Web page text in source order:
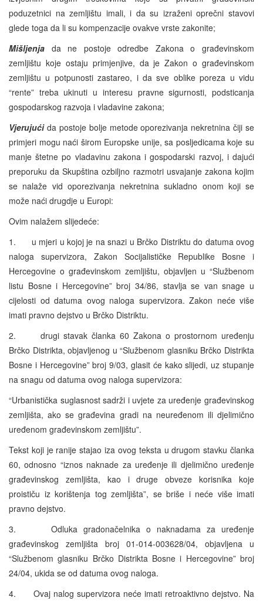
poduzetnici na zemljištu imali, i da su izraženi oprečni stavovi
glede toga da li su kompenzacije ovakve vrste zakonite;
Mišljenja da ne postoje odredbe Zakona o građevinskom
zemljištu koje ostaju primjenjive, da je Zakon o građevinskom
zemljištu u potpunosti zastareo, i da sve oblike poreza u vidu
“rente” treba ukinuti u interesu pravne sigurnosti, podsticanja
gospodarskog razvoja i vladavine zakona;
Vjerujući da postoje bolje metode oporezivanja nekretnina čiji se
primjeri mogu naći širom Europske unije, sa posljedicama koje su
manje štetne po vladavinu zakona i gospodarski razvoj, i dajući
preporuku da Skupština ozbiljno razmotri usvajanje zakona kojim
se nalaže vid oporezivanja nekretnina sukladno onom koji se
može naći drugdje u Europi:
Ovim nalažem slijedeće:
1. u mjeri u kojoj je na snazi u Brčko Distriktu do datuma ovog
naloga supervizora, Zakon Socijalističke Republike Bosne i
Hercegovine o građevinskom zemljištu, objavljen u “Službenom
listu Bosne i Hercegovine” broj 34/86, stavlja se van snage u
cijelosti od datuma ovog naloga supervizora. Zakon neće više
imati pravno dejstvo u Brčko Distriktu.
2. drugi stavak članka 60 Zakona o prostornom uređenju
Brčko Distrikta, objavljenog u “Službenom glasniku Brčko Distrikta
Bosne i Hercegovine” broj 9/03, glasit će kako slijedi, uz stupanje
na snagu od datuma ovog naloga supervizora:
“Urbanistička suglasnost sadrži i uvjete za uređenje građevinskog
zemljišta, ako se građevina gradi na neuređenom ili djelimično
uređenom građevinskom zemljištu”.
Tekst koji je ranije stajao iza ovog teksta u drugom stavku članka
60, odnosno “iznos naknade za uređenje ili djelimično uređenje
građevinskog zemljišta, kao i druge obveze korisnika koje
proističu iz korištenja tog zemljišta”, se briše i neće više imati
pravno dejstvo.
3. Odluka gradonačelnika o naknadama za uređenje
građevinskog zemljišta broj 01-014-003628/04, objavljena u
“Službenom glasniku Brčko Distrikta Bosne i Hercegovine” broj
24/04, ukida se od datuma ovog naloga.
4. Ovaj nalog supervizora neće imati retroaktivno dejstvo. Na